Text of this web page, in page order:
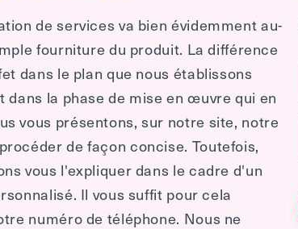
de services va bien évidemment au-
fourniture du produit. La différence
dans le plan que nous établissons
dans la phase de mise en œuvre qui en
vous présentons, sur notre site, notre
de façon concise. Toutefois,
vous l'expliquer dans le cadre d'un
Il vous suffit pour cela
numéro de téléphone. Nous ne